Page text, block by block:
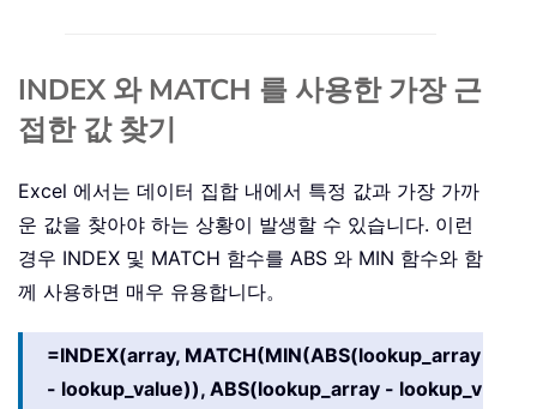
INDEX 와 MATCH 를 사용한 가장 근
접한 값 찾기
Excel 에서는 데이터 집합 내에서 특정 값과 가장 가까
운 값을 찾아야 하는 상황이 발생할 수 있습니다. 이런
경우 INDEX 및 MATCH 함수를 ABS 와 MIN 함수와 함
께 사용하면 매우 유용합니다。
=INDEX(array, MATCH(MIN(ABS(lookup_array
- lookup_value)), ABS(lookup_array - lookup_v